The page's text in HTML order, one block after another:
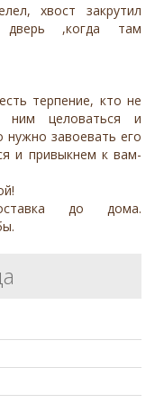
хвост закрутил
,когда там
терпение, кто не
целоваться и
завоевать его
и привыкнем к вам-
до дома.